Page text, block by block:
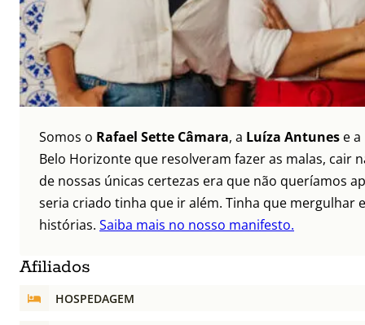
Somos o Rafael Sette Câmara, a Luíza Antunes e a
Belo Horizonte que resolveram fazer as malas, cair
de nossas únicas certezas era que não queríamos
seria criado tinha que ir além. Tinha que mergulhar
histórias. Saiba mais no nosso manifesto.
Afiliados
HOSPEDAGEM